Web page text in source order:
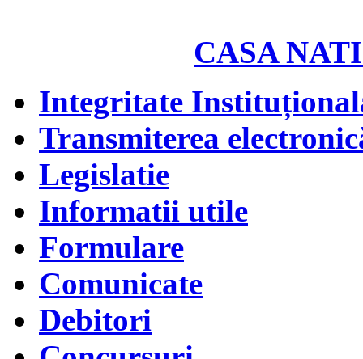
CASA
Integritate
Transmiterea
Legislatie
Informatii utile
Formulare
Comunicate
Debitori